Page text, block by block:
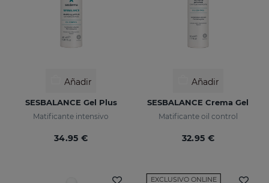
Añadir
SESBALANCE Gel Plus
Matificante intensivo
34.95 €
Añadir
SESBALANCE Crema Gel
Matificante oil control
32.95 €
EXCLUSIVO ONLINE